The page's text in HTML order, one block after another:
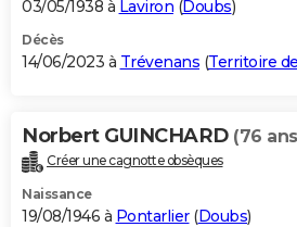
03/05/1938 à Laviron (Doubs)
Décès
14/06/2023 à Trévenans (Territoire
Norbert GUINCHARD (76
Créer une cagnotte obsèques
Naissance
19/08/1946 à Pontarlier(Doubs)